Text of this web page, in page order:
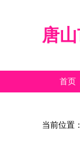
唐
首页
当前位置：